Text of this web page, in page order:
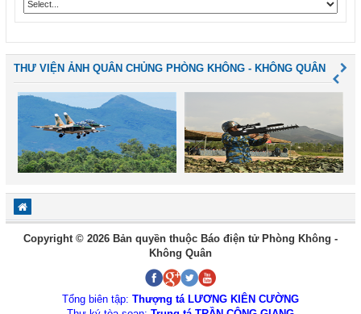
THƯ VIỆN ẢNH QUÂN CHỦNG PHÒNG KHÔNG - KHÔNG QUÂN
Copyright © 2026 Bản quyền thuộc Báo điện tử Phòng Không -
Không Quân
Tổng biên tập: Thượng tá LƯƠNG KIÊN CƯỜNG